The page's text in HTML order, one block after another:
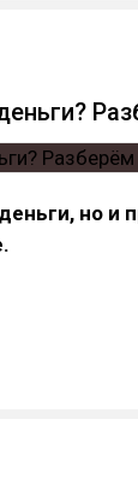
но и